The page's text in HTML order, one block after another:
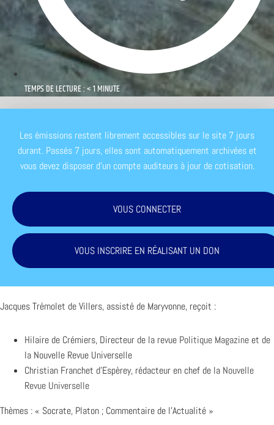
TEMPS DE LECTURE : < 1 MINUTE
Les émissions restent librement accessibles sur le site 7 jours
durant. Passés 7 jours, elles sont automatiquement archivées et
vous devez disposer d'un compte auditeurs à jour de cotisation.
VOUS CONNECTER
VOUS INSCRIRE EN RÉALISANT UN DON
Jacques Trémolet de Villers, assisté de Maryvonne, reçoit :
Hilaire de Crémiers, Directeur de la revue Politique Magazine et de
la Nouvelle Revue Universelle
Christian Franchet d’Espèrey, rédacteur en chef de la Nouvelle
Revue Universelle
Thèmes : « Socrate, Platon ; Commentaire de l’Actualité »